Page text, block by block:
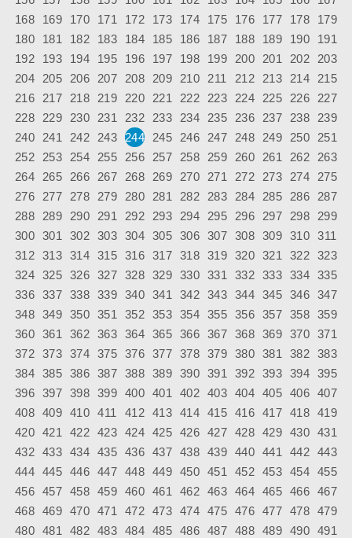
168
169 170 171 172 173 174 175 176 177 178
179
180
181 182 183 184 185 186 187 188 189 190
191
192
193 194 195 196 197 198 199 200 201 202
203
204
205 206 207 208 209 210 211 212 213 214
215
216
217 218 219 220 221 222 223 224 225 226
227
228
229 230 231 232 233 234 235 236 237 238
239
240
241 242 243 244 245 246 247 248 249 250
251
252
253 254 255 256 257 258 259 260 261 262
263
264
265 266 267 268 269 270 271 272 273 274
275
276
277 278 279 280 281 282 283 284 285 286
287
288
289 290 291 292 293 294 295 296 297 298
299
300 301 302 303 304 305 306 307 308 309 310
311
312 313 314 315 316 317 318 319 320 321 322 323
324 325 326 327 328 329 330 331 332 333 334 335
336 337 338 339 340 341 342 343 344 345 346 347
348 349 350 351 352 353 354 355 356 357 358 359
360 361 362 363 364 365 366 367 368 369 370 371
372 373 374 375 376 377 378 379 380 381 382 383
384 385 386 387 388 389 390 391 392 393 394 395
396 397 398 399 400 401 402 403 404 405 406 407
408 409 410 411 412 413 414 415 416 417 418 419
420 421 422 423 424 425 426 427 428 429 430 431
432 433 434 435 436 437 438 439 440 441 442 443
444 445 446 447 448 449 450 451 452 453 454 455
456 457 458 459 460 461 462 463 464 465 466 467
468 469 470 471 472 473 474 475 476 477 478 479
480 481 482 483 484 485 486 487 488 489 490 491